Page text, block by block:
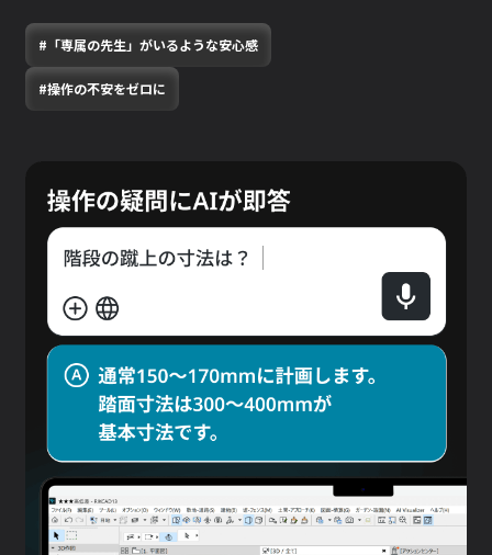
#「専属の先生」がいるような安心感
#操作の不安をゼロに